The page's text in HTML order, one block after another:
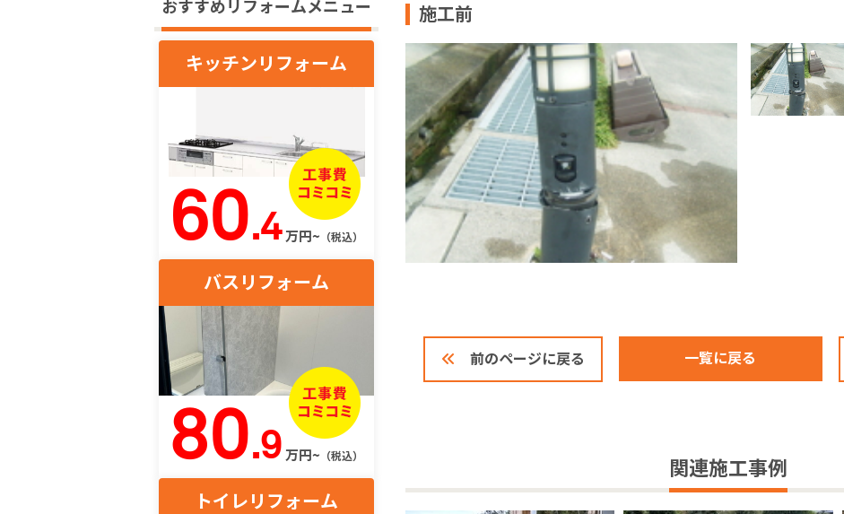
施工前
前のページに戻る 一覧に戻る
関連施工事例
おすすめリフォームメニュー
キッチンリフォーム
60.4万円~ （税込）
バスリフォーム
80.9 万円~ （税込）
トイレリフォーム